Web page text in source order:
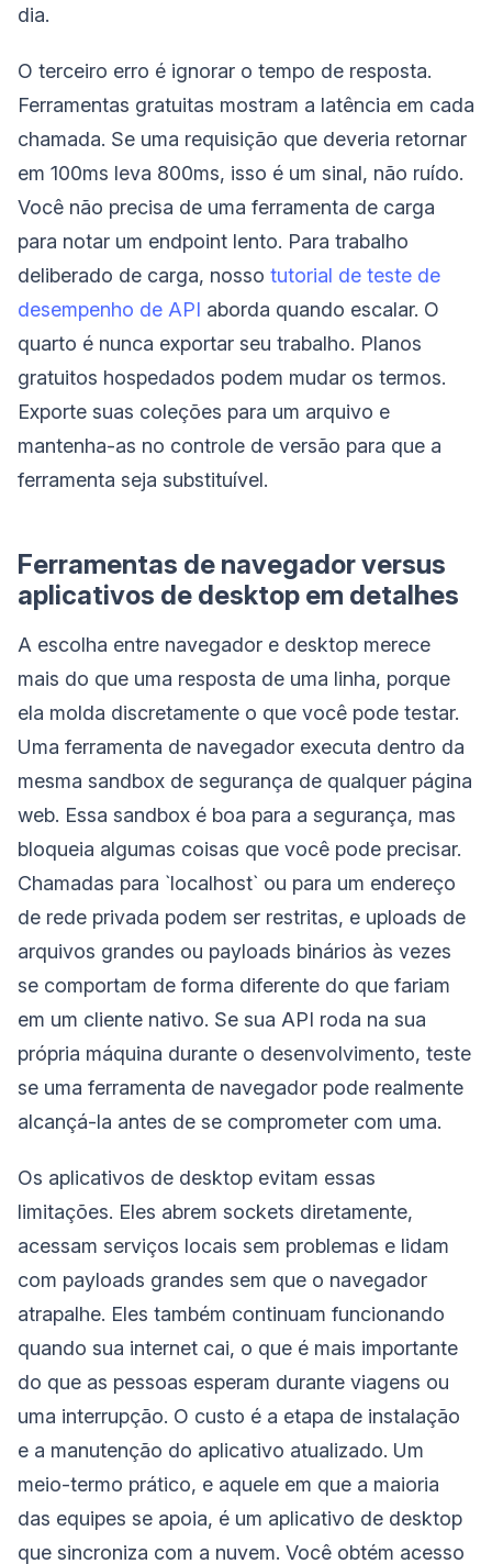
dia.
O terceiro erro é ignorar o tempo de resposta.
Ferramentas gratuitas mostram a latência em cada
chamada. Se uma requisição que deveria retornar
em 100ms leva 800ms, isso é um sinal, não ruído.
Você não precisa de uma ferramenta de carga
para notar um endpoint lento. Para trabalho
deliberado de carga, nosso tutorial de teste de
desempenho de API aborda quando escalar. O
quarto é nunca exportar seu trabalho. Planos
gratuitos hospedados podem mudar os termos.
Exporte suas coleções para um arquivo e
mantenha-as no controle de versão para que a
ferramenta seja substituível.
Ferramentas de navegador versus
aplicativos de desktop em detalhes
A escolha entre navegador e desktop merece
mais do que uma resposta de uma linha, porque
ela molda discretamente o que você pode testar.
Uma ferramenta de navegador executa dentro da
mesma sandbox de segurança de qualquer página
web. Essa sandbox é boa para a segurança, mas
bloqueia algumas coisas que você pode precisar.
Chamadas para `localhost` ou para um endereço
de rede privada podem ser restritas, e uploads de
arquivos grandes ou payloads binários às vezes
se comportam de forma diferente do que fariam
em um cliente nativo. Se sua API roda na sua
própria máquina durante o desenvolvimento, teste
se uma ferramenta de navegador pode realmente
alcançá-la antes de se comprometer com uma.
Os aplicativos de desktop evitam essas
limitações. Eles abrem sockets diretamente,
acessam serviços locais sem problemas e lidam
com payloads grandes sem que o navegador
atrapalhe. Eles também continuam funcionando
quando sua internet cai, o que é mais importante
do que as pessoas esperam durante viagens ou
uma interrupção. O custo é a etapa de instalação
e a manutenção do aplicativo atualizado. Um
meio-termo prático, e aquele em que a maioria
das equipes se apoia, é um aplicativo de desktop
que sincroniza com a nuvem. Você obtém acesso